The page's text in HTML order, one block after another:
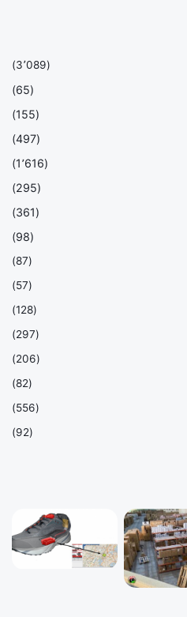
(3٬089)
(65)
(155)
(497)
(1٬616)
(295)
(361)
(98)
(87)
(57)
(128)
(297)
(206)
(82)
(556)
(92)